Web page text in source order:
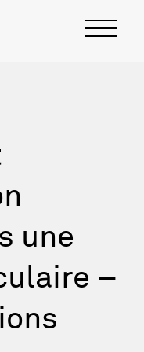
une
–